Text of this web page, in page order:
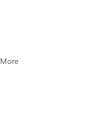
More